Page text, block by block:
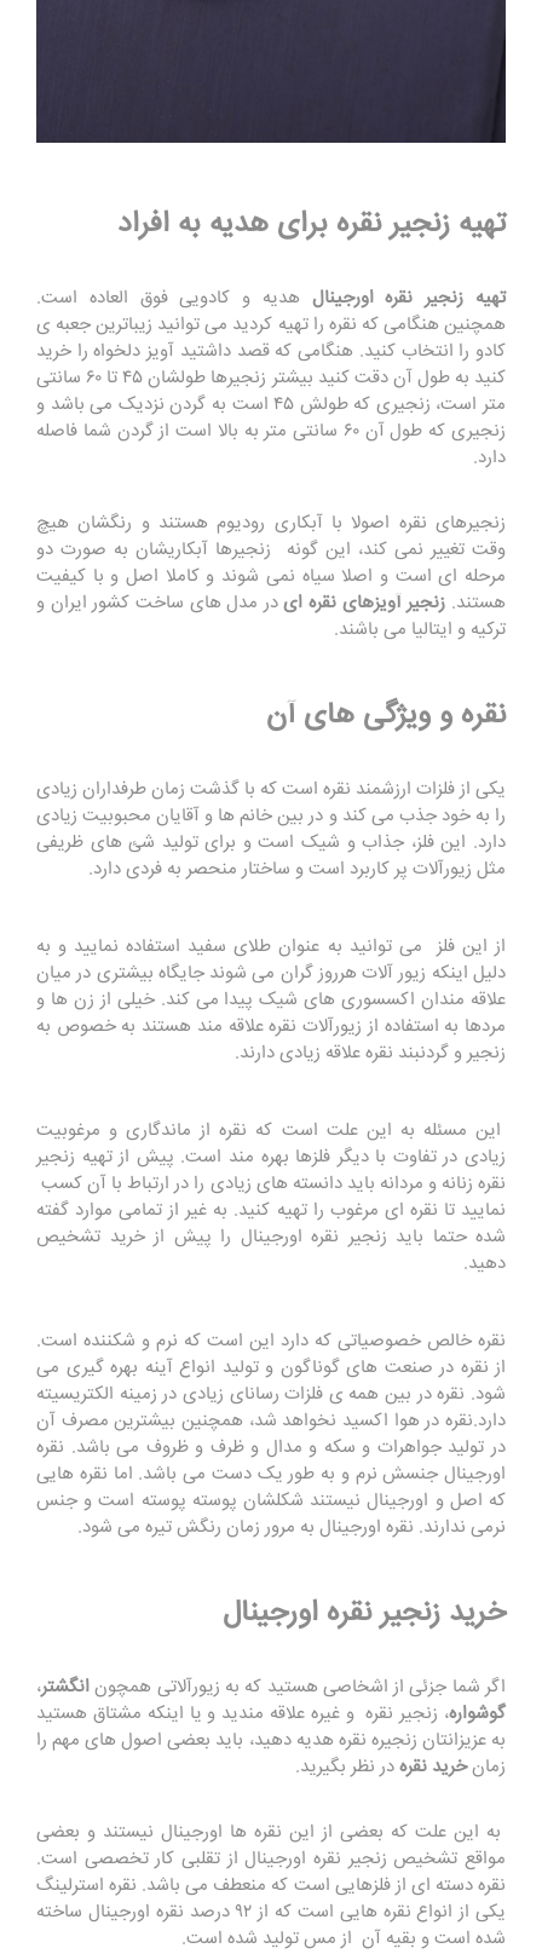
تهیه زنجیر نقره برای هدیه به افراد
تهیه زنجیر نقره اورجینال هدیه و کادویی فوق العاده است.
همچنین هنگامی که نقره را تهیه کردید می توانید زیباترین جعبه ی
کادو را انتخاب کنید. هنگامی که قصد داشتید آویز دلخواه را خرید
کنید به طول آن دقت کنید بیشتر زنجیرها طولشان ۴۵ تا ۶۰ سانتی
متر است، زنجیری که طولش ۴۵ است به گردن نزدیک می باشد و
زنجیری که طول آن ۶۰ سانتی متر به بالا است از گردن شما فاصله
دارد.
زنجیرهای نقره اصولا با آبکاری رودیوم هستند و رنگشان هیچ
وقت تغییر نمی کند، این گونه زنجیرها آبکاریشان به صورت دو
مرحله ای است و اصلا سیاه نمی شوند و کاملا اصل و با کیفیت
هستند. زنجیر آویزهای نقره ایدر مدل های ساخت کشور ایران و
ترکیه و ایتالیا می باشند.
نقره و ویژگی های آن
یکی از فلزات ارزشمند نقره است که با گذشت زمان طرفداران زیادی
را به خود جذب می کند و در بین خانم ها و آقایان محبوبیت زیادی
دارد. این فلز، جذاب و شیک است و برای تولید شئ های ظریفی
مثل زیورآلات پر کاربرد است و ساختار منحصر به فردی دارد.
از این فلز می توانید به عنوان طلای سفید استفاده نمایید و به
دلیل اینکه زیور آلات هرروز گران می شوند جایگاه بیشتری در میان
علاقه مندان اکسسوری های شیک پیدا می کند. خیلی از زن ها و
مردها به استفاده از زیورآلات نقره علاقه مند هستند به خصوص به
زنجیر و گردنبند نقره علاقه زیادی دارند.
این مسئله به این علت است که نقره از ماندگاری و مرغوبیت
زیادی در تفاوت با دیگر فلزها بهره مند است. پیش از تهیه زنجیر
نقره زنانه و مردانه باید دانسته های زیادی را در ارتباط با آن کسب
نمایید تا نقره ای مرغوب را تهیه کنید. به غیر از تمامی موارد گفته
شده حتما باید زنجیر نقره اورجینال را پیش از خرید تشخیص
دهید.
نقره خالص خصوصیاتی که دارد این است که نرم و شکننده است.
از نقره در صنعت های گوناگون و تولید انواع آینه بهره گیری می
شود. نقره در بین همه ی فلزات رسانای زیادی در زمینه الکتریسیته
دارد.نقره در هوا اکسید نخواهد شد، همچنین بیشترین مصرف آن
در تولید جواهرات و سکه و مدال و ظرف و ظروف می باشد. نقره
اورجینال جنسش نرم و به طور یک دست می باشد. اما نقره هایی
که اصل و اورجینال نیستند شکلشان پوسته پوسته است و جنس
نرمی ندارند‌. نقره اورجینال به مرور زمان رنگش تیره می شود.
خرید زنجیر نقره اورجینال
اگر شما جزئی از اشخاصی هستید که به زیورآلاتی همچونانگشتر،
گوشواره، زنجیر نقره و غیره علاقه مندید و یا اینکه مشتاق هستید
به عزیزانتان زنجیره نقره هدیه دهید، باید بعضی اصول های مهم را
زمانخرید نقرهدر نظر بگیرید.
به این علت که بعضی از این نقره ها اورجینال نیستند و بعضی
مواقع تشخیص زنجیر نقره اورجینال از تقلبی کار تخصصی است‌.
نقره دسته ای از فلزهایی است که منعطف می باشد. نقره استرلینگ
یکی از انواع نقره هایی است که از ۹۲ درصد نقره اورجینال ساخته
شده است و بقیه آن از مس تولید شده است.